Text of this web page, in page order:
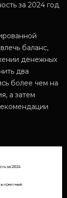
за 2024 год
баланс,
денежных
два
более чем на
а затем